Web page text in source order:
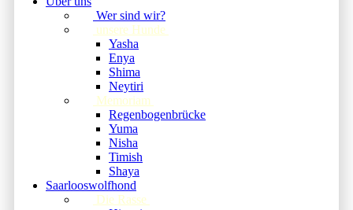
Wer sind wir?
unsere Hunde
Yasha
Enya
Shima
Neytiri
Memoriam
Regenbogenbrücke
Yuma
Nisha
Timish
Shaya
Saarlooswolfhond
Die Rasse